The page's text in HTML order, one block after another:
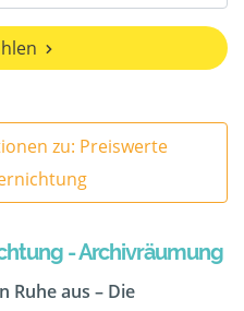
zu: Preiswerte
- Archivräumung
Ruhe aus – Die